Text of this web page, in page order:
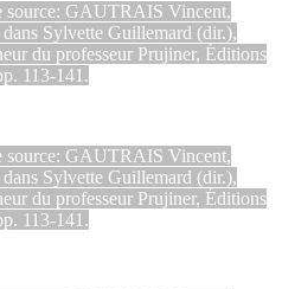
source: GAUTRAIS Vincent,
Sylvette Guillemard (dir.),
du professeur Prujiner, Éditions
113-141.
source: GAUTRAIS Vincent,
Sylvette Guillemard (dir.),
du professeur Prujiner, Éditions
113-141.